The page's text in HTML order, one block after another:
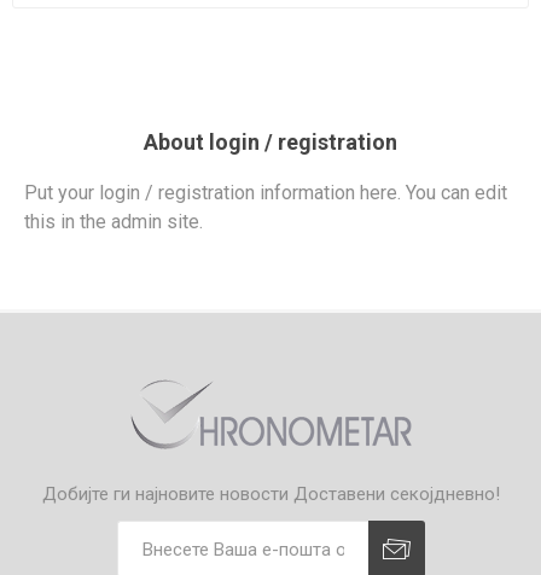
About login / registration
Put your login / registration information here. You can edit
this in the admin site.
Добијте ги најновите новости Доставени секојдневно!